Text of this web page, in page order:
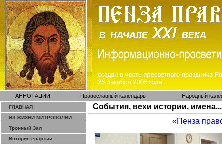
АННОТАЦИИ Православный календарь Народный
ГЛАВНАЯ
ИЗ ЖИЗНИ МИТРОПОЛИИ
Тронный Зал
История епархии
События, вехи истории, имена...
«Пенза